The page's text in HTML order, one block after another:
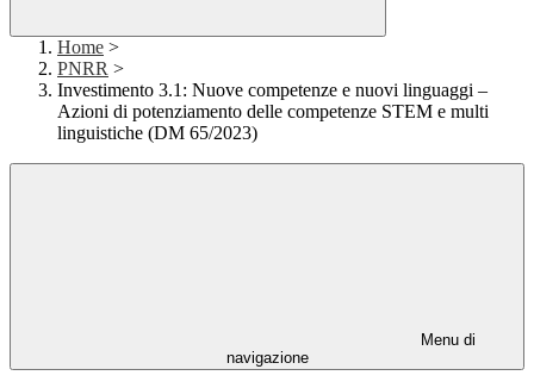
Home >
PNRR >
Investimento 3.1: Nuove competenze e nuovi linguaggi –
Azioni di potenziamento delle competenze STEM e multi
linguistiche (DM 65/2023)
Menu di
navigazione